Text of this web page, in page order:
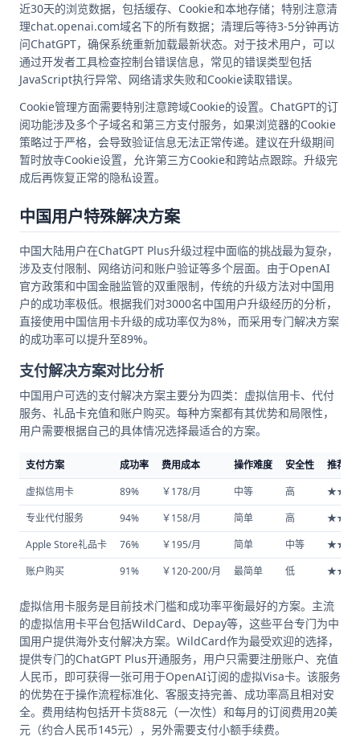
近30天的浏览数据，包括缓存、Cookie和本地存储；特别注意清
理chat.openai.com域名下的所有数据；清理后等待3-5分钟再访
问ChatGPT，确保系统重新加载最新状态。对于技术用户，可以
通过开发者工具检查控制台错误信息，常见的错误类型包括
JavaScript执行异常、网络请求失败和Cookie读取错误。
Cookie管理方面需要特别注意跨域Cookie的设置。ChatGPT的订
阅功能涉及多个子域名和第三方支付服务，如果浏览器的Cookie
策略过于严格，会导致验证信息无法正常传递。建议在升级期间
暂时放寺Cookie设置，允许第三方Cookie和跨站点跟踪。升级完
成后再恢复正常的隐私设置。
中国用户特殊解决方案
中国大陆用户在ChatGPT Plus升级过程中面临的挑战最为复杂，
涉及支付限制、网络访问和账户验证等多个层面。由于OpenAI
官方政策和中国金融监管的双重限制，传统的升级方法对中国用
户的成功率极低。根据我们对3000名中国用户升级经历的分析，
直接使用中国信用卡升级的成功率仅为8%，而采用专门解决方案
的成功率可以提升至89%。
支付解决方案对比分析
中国用户可选的支付解决方案主要分为四类：虚拟信用卡、代付
服务、礼品卡充值和账户购买。每种方案都有其优势和局限性，
用户需要根据自己的具体情况选择最适合的方案。
支付方案 成功率 费用成本 操作难度 安全性
推荐指
虚拟信用卡
89% ￥178/月 中等 高
专业代付服务
94% ￥158/月 简单 高
Apple Store礼品卡
76% ￥195/月 简单 中等
账户购买
91% ￥120-200/月 最简单 低
虚拟信用卡服务是目前技术门槛和成功率平衡最好的方案。主流
的虚拟信用卡平台包括WildCard、Depay等，这些平台专门为中
国用户提供海外支付解决方案。WildCard作为最受欢迎的选择，
提供专门的ChatGPT Plus开通服务，用户只需要注册账户、充值
人民币，即可获得一张可用于OpenAI订阅的虚拟Visa卡。该服务
的优势在于操作流程标准化、客服支持完善、成功率高且相对安
全。费用结构包括开卡货88元（一次性）和每月的订阅费用20美
元（约合人民币145元），另外需要支付小额手续费。